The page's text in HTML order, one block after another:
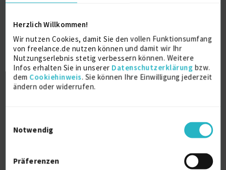
Herzlich Willkommen!
Wir nutzen Cookies, damit Sie den vollen Funktionsumfang
von freelance.de nutzen können und damit wir Ihr
Nutzungserlebnis stetig verbessern können. Weitere
Infos erhalten Sie in unserer Datenschutzerklärung bzw.
dem Cookiehinweis. Sie können Ihre Einwilligung jederzeit
ändern oder widerrufen.
Notwendig
Präferenzen
Verfügbarkeit einsehen
0
Referenzen
auf Anfrage
D-21107 Hamburg